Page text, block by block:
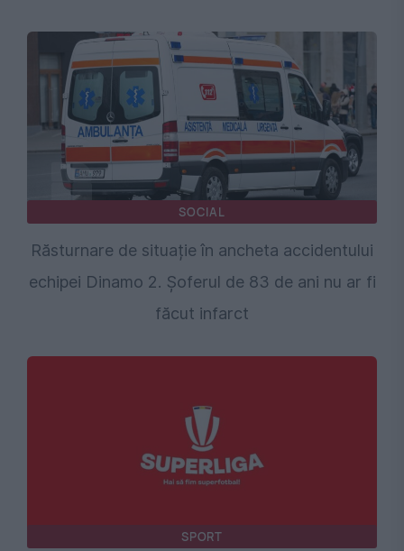
SOCIAL
Răsturnare de situație în ancheta accidentului
echipei Dinamo 2. Șoferul de 83 de ani nu ar fi
făcut infarct
SPORT